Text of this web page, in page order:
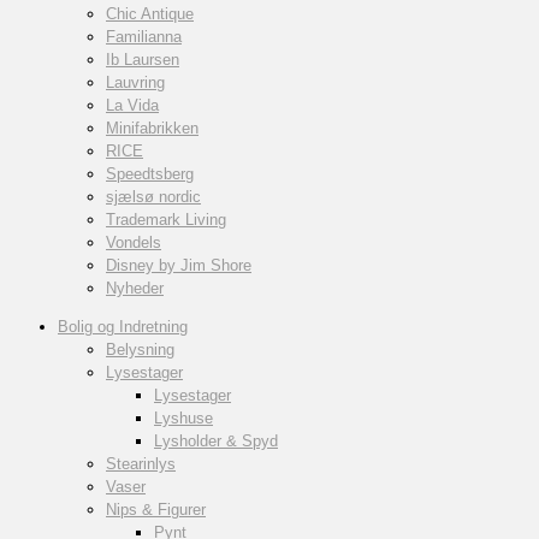
Chic Antique
Familianna
Ib Laursen
Lauvring
La Vida
Minifabrikken
RICE
Speedtsberg
sjælsø nordic
Trademark Living
Vondels
Disney by Jim Shore
Nyheder
Bolig og Indretning
Belysning
Lysestager
Lysestager
Lyshuse
Lysholder & Spyd
Stearinlys
Vaser
Nips & Figurer
Pynt